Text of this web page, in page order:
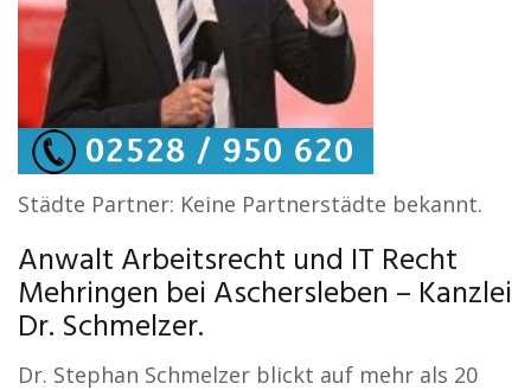
Städte Partner: Keine Partnerstädte bekannt.
Anwalt Arbeitsrecht und IT Recht
Mehringen bei Aschersleben – Kanzlei
Dr. Schmelzer.
Dr. Stephan Schmelzer blickt auf mehr als 20